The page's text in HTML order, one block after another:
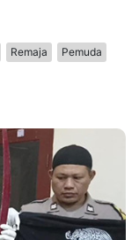
Remaja
Pemuda